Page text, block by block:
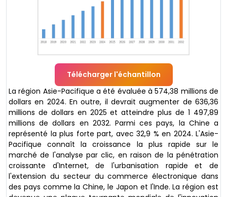
Télécharger l'échantillon
La région Asie-Pacifique a été évaluée à 574,38 millions de
dollars en 2024. En outre, il devrait augmenter de 636,36
millions de dollars en 2025 et atteindre plus de 1 497,89
millions de dollars en 2032. Parmi ces pays, la Chine a
représenté la plus forte part, avec 32,9 % en 2024. L'Asie-
Pacifique connaît la croissance la plus rapide sur le
marché de l'analyse par clic, en raison de la pénétration
croissante d'Internet, de l'urbanisation rapide et de
l'extension du secteur du commerce électronique dans
des pays comme la Chine, le Japon et l'Inde. La région est